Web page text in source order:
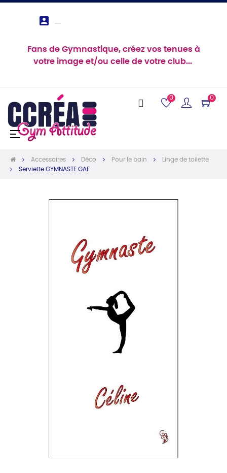

Fans de Gymnastique, créez vos tenues à
votre image et/ou celle de votre club...
0 0
Basculer
☰
Accessoires Déco Pour le bain
Linge de toilette
Serviette GYMNASTE GAF